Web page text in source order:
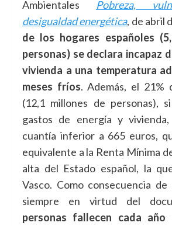
Ambientales
Pobreza,
desigualdad energética, de abril
de los hogares españoles
personas) se declara incapaz
vivienda a una temperatura
meses fríos. Además, el 21%
(12,1 millones de personas),
gastos de energía y
cuantía inferior a 665 euros,
equivalente a la Renta Mínima
alta del Estado español, la
Vasco. Como consecuencia
siempre en virtud del
personas fallecen cada año